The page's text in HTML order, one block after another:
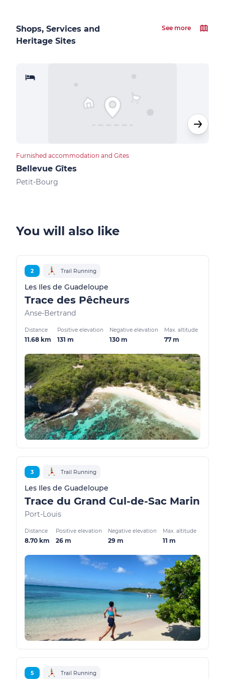
Shops, Services and
Heritage Sites
See more
Furnished accommodation and Gites
Bellevue Gîtes
Petit-Bourg
You will also like
2 Trail Running
Les Iles de Guadeloupe
Trace des Pêcheurs
Anse-Bertrand
Distance
11.68 km
Positive elevation
131 m
Negative elevation
130 m
Max. altitude
77 m
3 Trail Running
Les Iles de Guadeloupe
Trace du Grand Cul-de-Sac Marin
Port-Louis
Distance
8.70 km
Positive elevation
26 m
Negative elevation
29 m
Max. altitude
11 m
5 Trail Running